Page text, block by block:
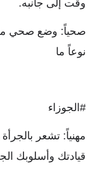
وقت إلى جانبه.
صحياً: وضع صحي ما
نوعاً ما
#الجوزاء
مهنياً: تشعر
قيادتك وأسلوبك